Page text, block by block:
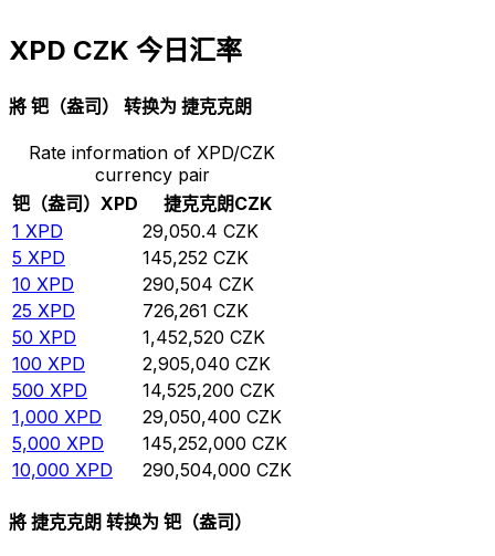
XPD CZK 今日汇率
將 钯（盎司） 转换为 捷克克朗
Rate information of XPD/CZK
currency pair
钯（盎司） XPD 捷克克朗CZK
1 XPD 29,050.4 CZK
5 XPD 145,252 CZK
10 XPD 290,504 CZK
25 XPD 726,261 CZK
50 XPD 1,452,520 CZK
100 XPD 2,905,040 CZK
500 XPD 14,525,200 CZK
1,000 XPD 29,050,400 CZK
5,000 XPD 145,252,000 CZK
10,000 XPD 290,504,000 CZK
將 捷克克朗 转换为 钯（盎司）